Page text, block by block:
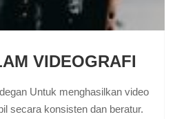
VIDEOGRAFI
Untuk menghasilkan video
secara konsisten dan beratur.